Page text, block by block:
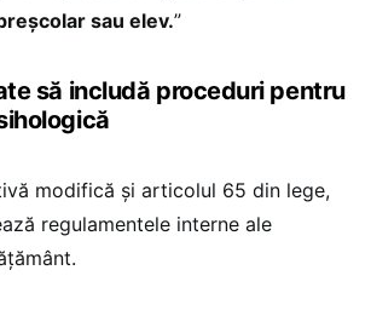
sau elev.”
să includă proceduri pentru
modifică și articolul 65 din lege,
regulamentele interne ale